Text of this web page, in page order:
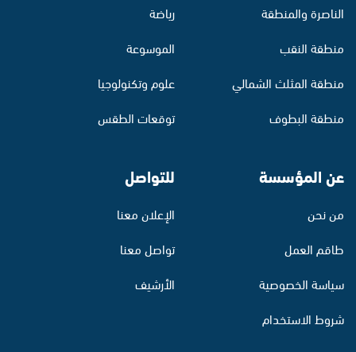
الناصرة والمنطقة
منطقة النقب
منطقة المثلث الشمالي
منطقة البطوف
رياضة
الموسوعة
علوم وتكنولوجيا
توقعات الطقس
عن المؤسسة
من نحن
طاقم العمل
سياسة الخصوصية
شروط الاستخدام
للتواصل
الإعلان معنا
تواصل معنا
الأرشيف